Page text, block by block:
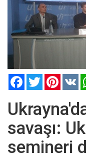
FacebookTwitter
savaşı:
semineri